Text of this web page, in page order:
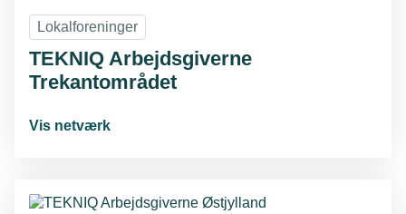
Lokalforeninger
TEKNIQ Arbejdsgiverne
Trekantområdet
Vis netværk